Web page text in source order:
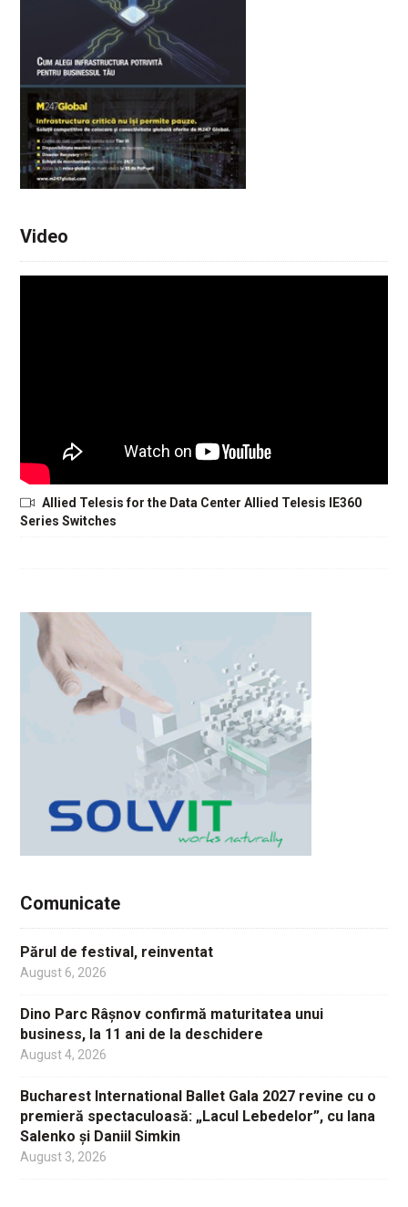
Video
Allied Telesis for the Data Center Allied Telesis IE360
Series Switches
Comunicate
Părul de festival, reinventat
August 6, 2026
Dino Parc Râșnov confirmă maturitatea unui
business, la 11 ani de la deschidere
August 4, 2026
Bucharest International Ballet Gala 2027 revine cu o
premieră spectaculoasă: „Lacul Lebedelor”, cu Iana
Salenko și Daniil Simkin
August 3, 2026